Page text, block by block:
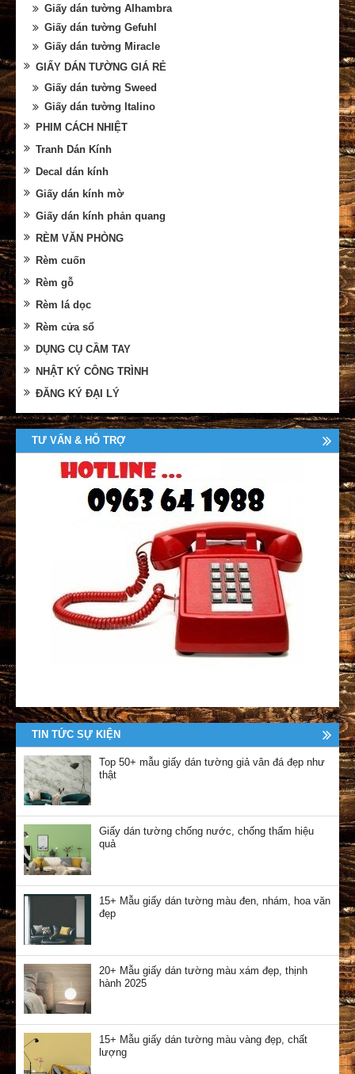
Giấy dán tường Alhambra
Giấy dán tường Gefuhl
Giấy dán tường Miracle
GIẤY DÁN TƯỜNG GIÁ RẺ
Giấy dán tường Sweed
Giấy dán tường Italino
PHIM CÁCH NHIỆT
Tranh Dán Kính
Decal dán kính
Giấy dán kính mờ
Giấy dán kính phản quang
RÈM VĂN PHÒNG
Rèm cuốn
Rèm gỗ
Rèm lá dọc
Rèm cửa sổ
DỤNG CỤ CẦM TAY
NHẬT KÝ CÔNG TRÌNH
ĐĂNG KÝ ĐẠI LÝ
TƯ VẤN & HỖ TRỢ
TIN TỨC SỰ KIỆN
Top 50+ mẫu giấy dán tường giả vân đá đẹp như
thật
Giấy dán tường chống nước, chống thấm hiệu
quả
15+ Mẫu giấy dán tường màu đen, nhám, hoa văn
đẹp
20+ Mẫu giấy dán tường màu xám đẹp, thịnh
hành 2025
15+ Mẫu giấy dán tường màu vàng đẹp, chất
lượng